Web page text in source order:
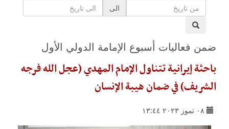
الى
ضمن فعاليات أسبوع الإمامة الدولي الأول
باحثة إيرانية تتناول الإمام المهدي (عجل الله فرجه
الشريف) في ضمان هيبة الإنسان
٠٨ تموز ٢٠٢٣ ١٣:٤٤